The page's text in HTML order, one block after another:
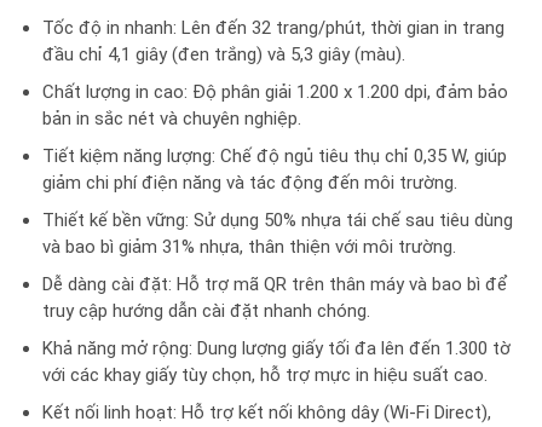
Tốc độ in nhanh: Lên đến 32 trang/phút, thời gian in trang
đầu chỉ 4,1 giây (đen trắng) và 5,3 giây (màu).​
Chất lượng in cao: Độ phân giải 1.200 x 1.200 dpi, đảm bảo
bản in sắc nét và chuyên nghiệp.​
Tiết kiệm năng lượng: Chế độ ngủ tiêu thụ chỉ 0,35 W, giúp
giảm chi phí điện năng và tác động đến môi trường.​
Thiết kế bền vững: Sử dụng 50% nhựa tái chế sau tiêu dùng
và bao bì giảm 31% nhựa, thân thiện với môi trường.​
Dễ dàng cài đặt: Hỗ trợ mã QR trên thân máy và bao bì để
truy cập hướng dẫn cài đặt nhanh chóng.​
Khả năng mở rộng: Dung lượng giấy tối đa lên đến 1.300 tờ
với các khay giấy tùy chọn, hỗ trợ mực in hiệu suất cao.​
Kết nối linh hoạt: Hỗ trợ kết nối không dây (Wi-Fi Direct),